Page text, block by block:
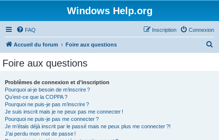
Windows Help.org
FAQ Connexion
Inscription
Accueil du forum Foire aux questions
Foire aux questions
Problèmes de connexion et d’inscription
Pourquoi ai-je besoin de m’inscrire ?
Qu’est-ce que la COPPA ?
Pourquoi ne puis-je pas m’inscrire ?
Je suis inscrit mais je ne peux pas me connecter !
Pourquoi ne puis-je pas me connecter ?
Je m’étais déjà inscrit par le passé mais ne peux plus me connecter ?!
J’ai perdu mon mot de passe !